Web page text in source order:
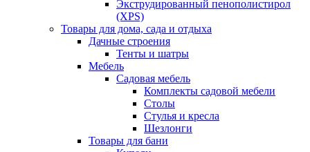
Экструдированный пенополистирол
(XPS)
Товары для дома, сада и отдыха
Дачные строения
Тенты и шатры
Мебель
Садовая мебель
Комплекты садовой мебели
Столы
Стулья и кресла
Шезлонги
Товары для бани